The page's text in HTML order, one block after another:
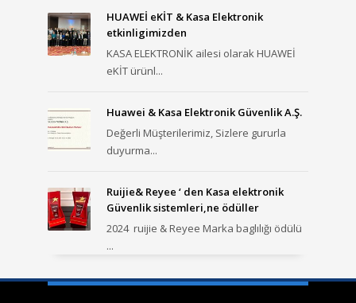
HUAWEİ eKİT & Kasa Elektronik
etkinligimizden
KASA ELEKTRONİK ailesi olarak HUAWEİ
eKİT ürünl...
Huawei & Kasa Elektronik Güvenlik A.Ş.
Değerli Müşterilerimiz, Sizlere gururla
duyurma...
Ruijie& Reyee ‘ den Kasa elektronik
Güvenlik sistemleri,ne ödüller
2024 ruijie & Reyee Marka baglılığı ödülü
...